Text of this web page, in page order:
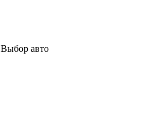
Выбор авто